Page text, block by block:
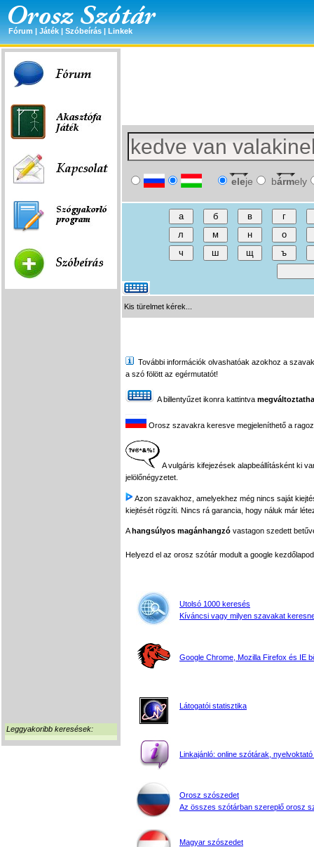
Fórum | Játék | Szóbeírás | Linkek
Leggyakoribb keresések:
eleje bármely
Kis türelmet kérek...
További információk olvashatóak azokhoz a
a szó fölött az egérmutatót!
A billentyűzet ikonra kattintva
Orosz szavakra keresve megjeleníthető a
A vulgáris kifejezések alapbeállításként ki
jelölőnégyzetet.
Azon szavakhoz, amelyekhez még nincs saját
kiejtését rögzíti. Nincs rá garancia, hogy náluk már
Ahangsúlyos magánhangzó vastagon szedett
Helyezd el az orosz szótár modult a google
Utolsó 1000 keresés
Kíváncsi vagy milyen szavakat
Google Chrome, Mozilla Firefox és IE
Látogatói statisztika
Linkajánló: online szótárak, nyelvoktató
Orosz szószedet
Az összes szótárban szereplő orosz
Magyar szószedet